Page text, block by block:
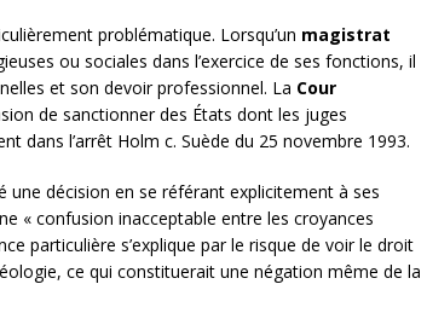
problématique. Lorsqu’un magistrat
ou sociales dans l’exercice de ses fonctions, il
et son devoir professionnel. La Cour
de sanctionner des États dont les juges
dans l’arrêt Holm c. Suède du 25 novembre 1993.
décision en se référant explicitement à ses
« confusion inacceptable entre les croyances
particulière s’explique par le risque de voir le droit
ce qui constituerait une négation même de la